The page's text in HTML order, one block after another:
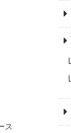
ス